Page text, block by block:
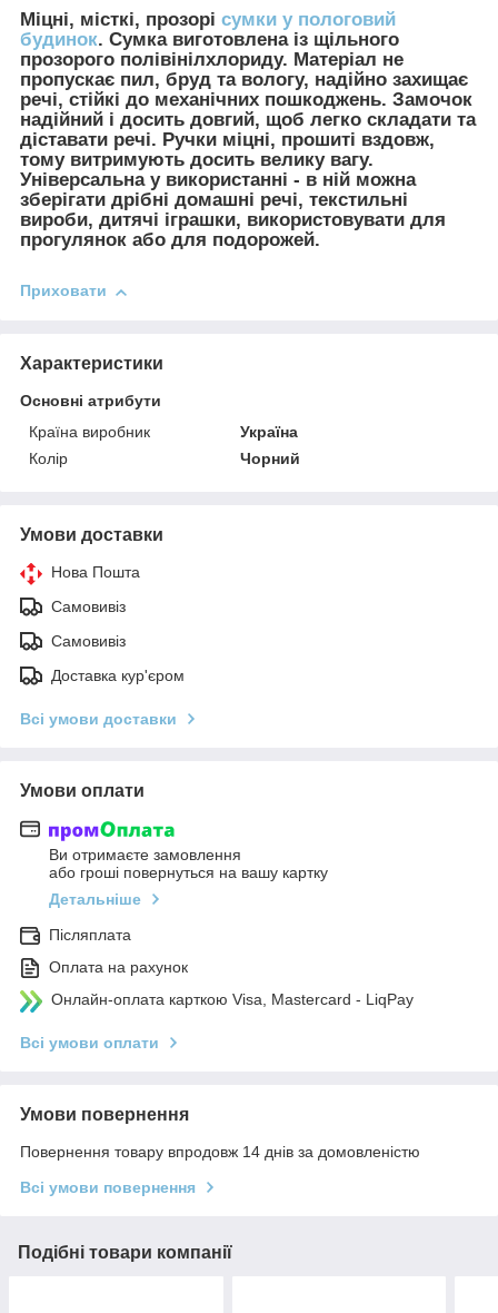
Міцні, місткі, прозорі сумки у пологовий
будинок. Сумка виготовлена із щільного
прозорого полівінілхлориду. Матеріал не
пропускає пил, бруд та вологу, надійно захищає
речі, стійкі до механічних пошкоджень. Замочок
надійний і досить довгий, щоб легко складати та
діставати речі. Ручки міцні, прошиті вздовж,
тому витримують досить велику вагу.
Універсальна у використанні - в ній можна
зберігати дрібні домашні речі, текстильні
вироби, дитячі іграшки, використовувати для
прогулянок або для подорожей.
Приховати
Характеристики
Основні атрибути
Країна виробник
Україна
Колір
Чорний
Умови доставки
Нова Пошта
Самовивіз
Самовивіз
Доставка кур'єром
Всі умови доставки
Умови оплати
Ви отримаєте замовлення
або гроші повернуться на вашу картку
Детальніше
Післяплата
Оплата на рахунок
Онлайн-оплата карткою Visa, Mastercard - LiqPay
Всі умови оплати
Умови повернення
Повернення товару впродовж 14 днів за домовленістю
Всі умови повернення
Подібні товари компанії